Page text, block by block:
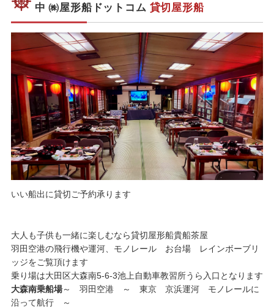
中 ㈱屋形船ドットコム 貸切屋形船
いい船出に貸切ご予約承ります
大人も子供も一緒に楽しむなら貸切屋形船貴船茶屋
羽田空港の飛行機や運河、モノレール お台場 レインボーブリ
ッジをご覧頂けます
乗り場は大田区大森南5-6-3池上自動車教習所うら入口となります
大森南乗船場～ 羽田空港 ～ 東京 京浜運河 モノレールに
沿って航行 ～